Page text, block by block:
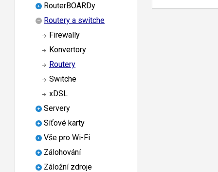
RouterBOARDy
Routery a switche
Firewally
Konvertory
Routery
Switche
xDSL
Servery
Síťové karty
Vše pro Wi-Fi
Zálohování
Záložní zdroje